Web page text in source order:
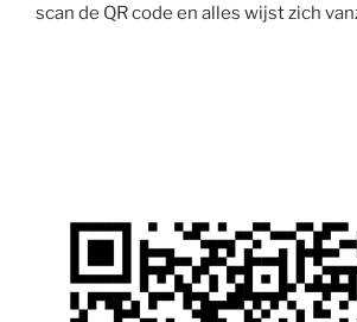
scan de QR code en alles wijst zich